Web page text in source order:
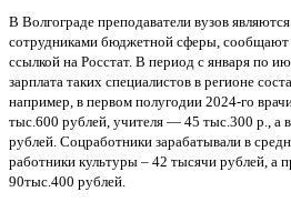
В Волгограде преподаватели вузов
сотрудниками бюджетной сферы, сообщают
ссылкой на Росстат. В период с января по
зарплата таких специалистов в регионе
например, в первом полугодии 2024-го
тыс.600 рублей, учителя — 45 тыс.300 р., а
рублей. Соцработники зарабатывали в
работники культуры – 42 тысячи рублей, а
90тыс.400 рублей.